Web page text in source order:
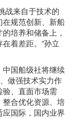
战来自于技术的
规范创新、新船
培养和储备上，
着差距。”孙立
国船级社将继续
做强技术实力作
、直面市场需
合优化资源、培
国际，国内业界